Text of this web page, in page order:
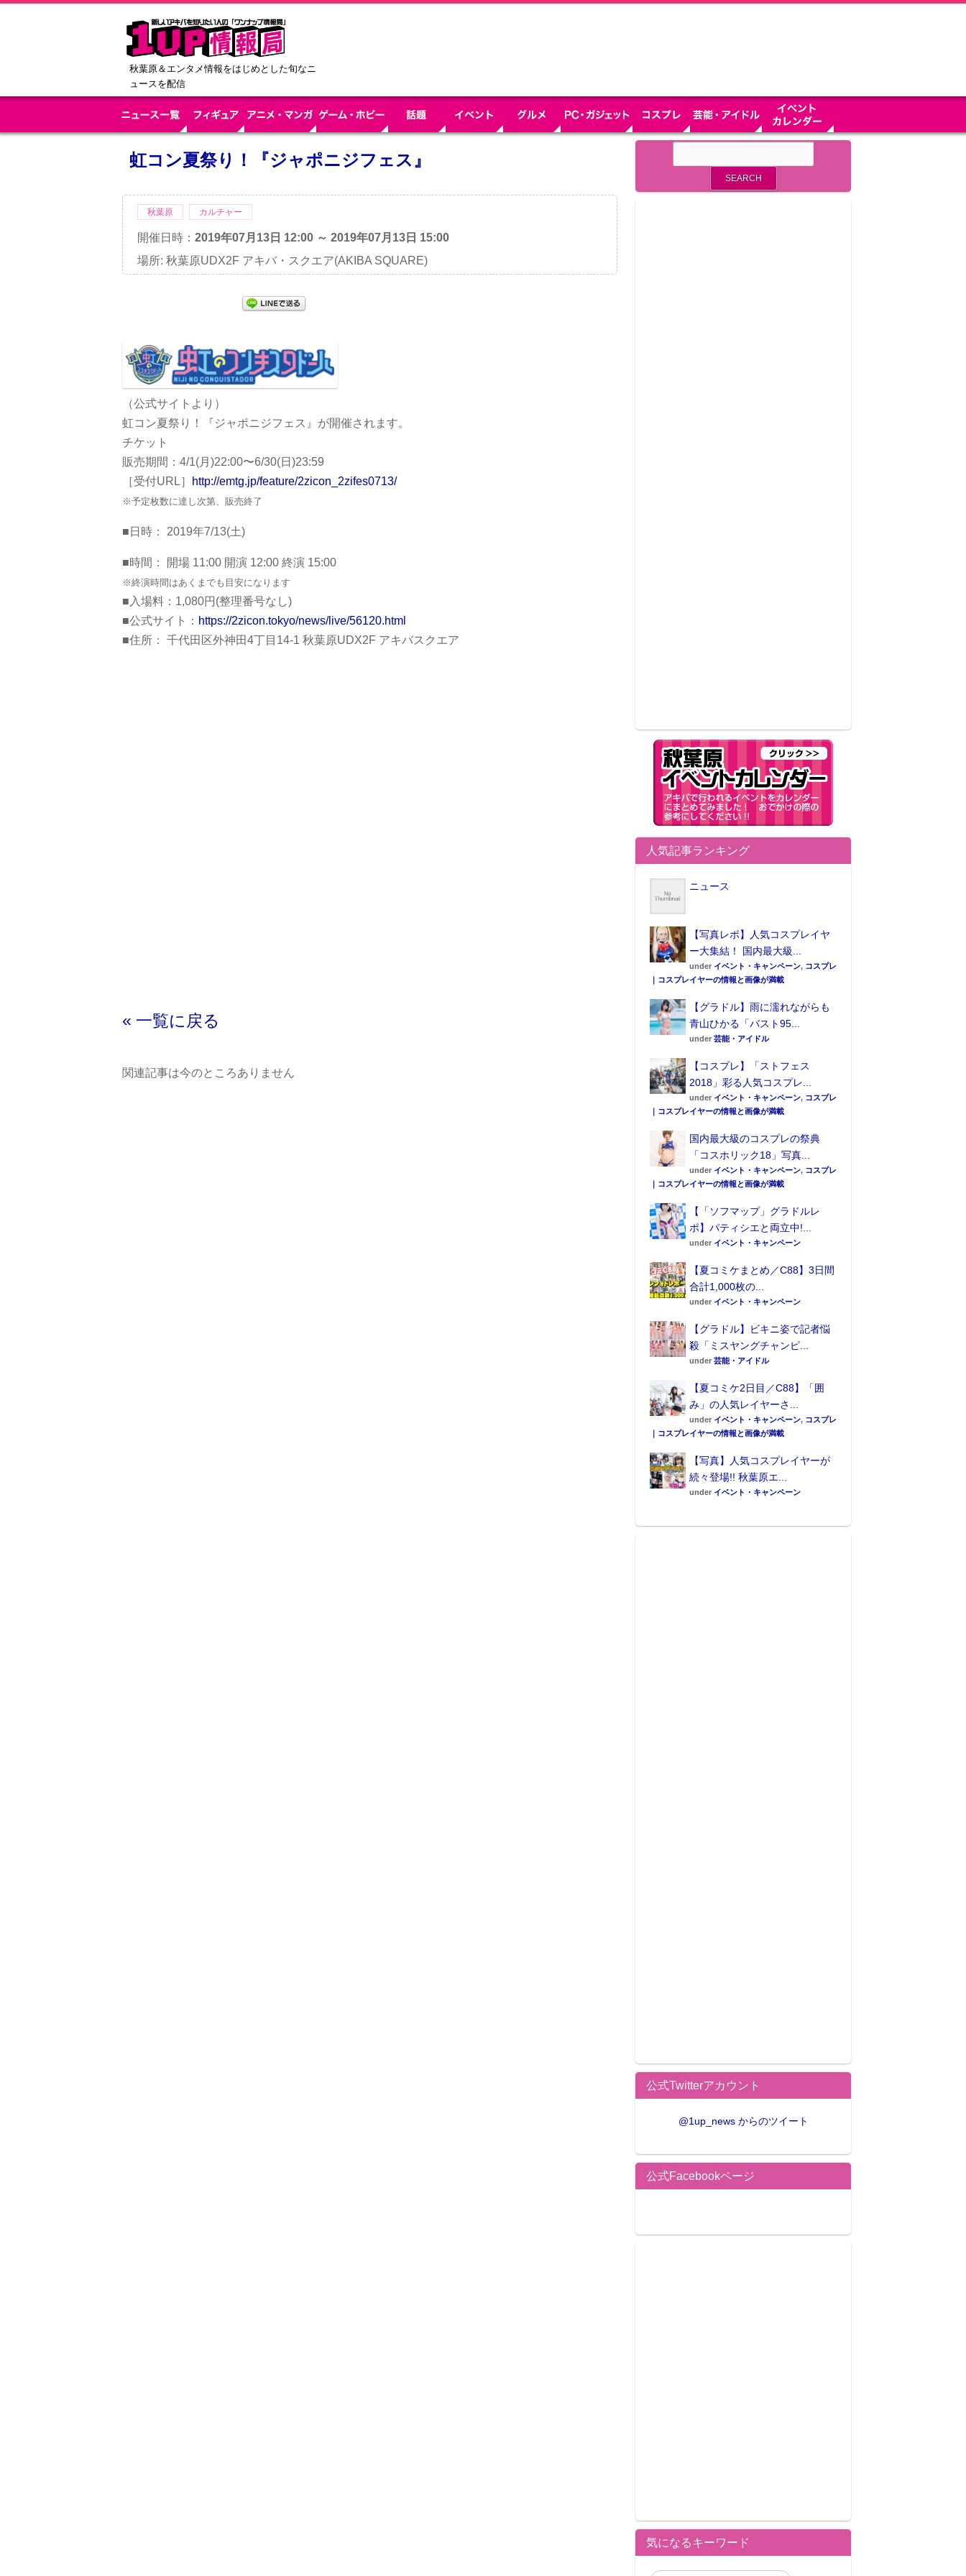
秋葉原＆エンタメ情報をはじめとした旬なニ
ュースを配信
虹コン夏祭り！『ジャポニジフェス』
秋葉原 カルチャー
開催日時： 2019年07月13日 12:00 ～ 2019年07月13日 15:00
場所: 秋葉原UDX2F アキバ・スクエア(AKIBA SQUARE)
（公式サイトより）
虹コン夏祭り！『ジャポニジフェス』が開催されます。
チケット
販売期間：4/1(月)22:00〜6/30(日)23:59
［受付URL］
http://emtg.jp/feature/2zicon_2zifes0713/
※予定枚数に達し次第、販売終了
■日時： 2019年7/13(土)
■時間： 開場 11:00 開演 12:00 終演 15:00
※終演時間はあくまでも目安になります
■入場料：1,080円(整理番号なし)
■公式サイト： https://2zicon.tokyo/news/live/56120.html
■住所： 千代田区外神田4丁目14-1 秋葉原UDX2F アキバスクエア
« 一覧に戻る
関連記事は今のところありません
人気記事ランキング
ニュース
【写真レポ】人気コスプレイヤ
ー大集結！ 国内最大級...
under イベント・キャンペーン, コスプレ
｜コスプレイヤーの情報と画像が満載
【グラドル】雨に濡れながらも
青山ひかる「バスト95...
under 芸能・アイドル
【コスプレ】「ストフェス
2018」彩る人気コスプレ...
under イベント・キャンペーン, コスプレ
｜コスプレイヤーの情報と画像が満載
国内最大級のコスプレの祭典
「コスホリック18」写真...
under イベント・キャンペーン, コスプレ
｜コスプレイヤーの情報と画像が満載
【「ソフマップ」グラドルレ
ポ】パティシエと両立中!...
under イベント・キャンペーン
【夏コミケまとめ／C88】3日間
合計1,000枚の...
under イベント・キャンペーン
【グラドル】ビキニ姿で記者悩
殺「ミスヤングチャンピ...
under 芸能・アイドル
【夏コミケ2日目／C88】「囲
み」の人気レイヤーさ...
under イベント・キャンペーン, コスプレ
｜コスプレイヤーの情報と画像が満載
【写真】人気コスプレイヤーが
続々登場!! 秋葉原エ...
under イベント・キャンペーン
公式Twitterアカウント
@1up_news からのツイート
公式Facebookページ
気になるキーワード